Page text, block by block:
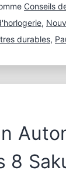
Conseils
,
durables,
8